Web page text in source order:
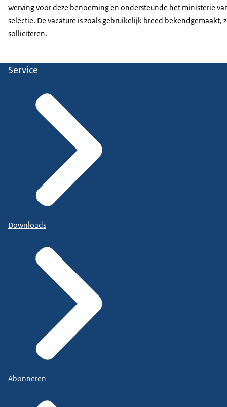
werving voor deze benoeming en ondersteunde het ministerie
selectie. De vacature is zoals gebruikelijk breed bekendgemaakt,
solliciteren.
Service
Downloads
Abonneren